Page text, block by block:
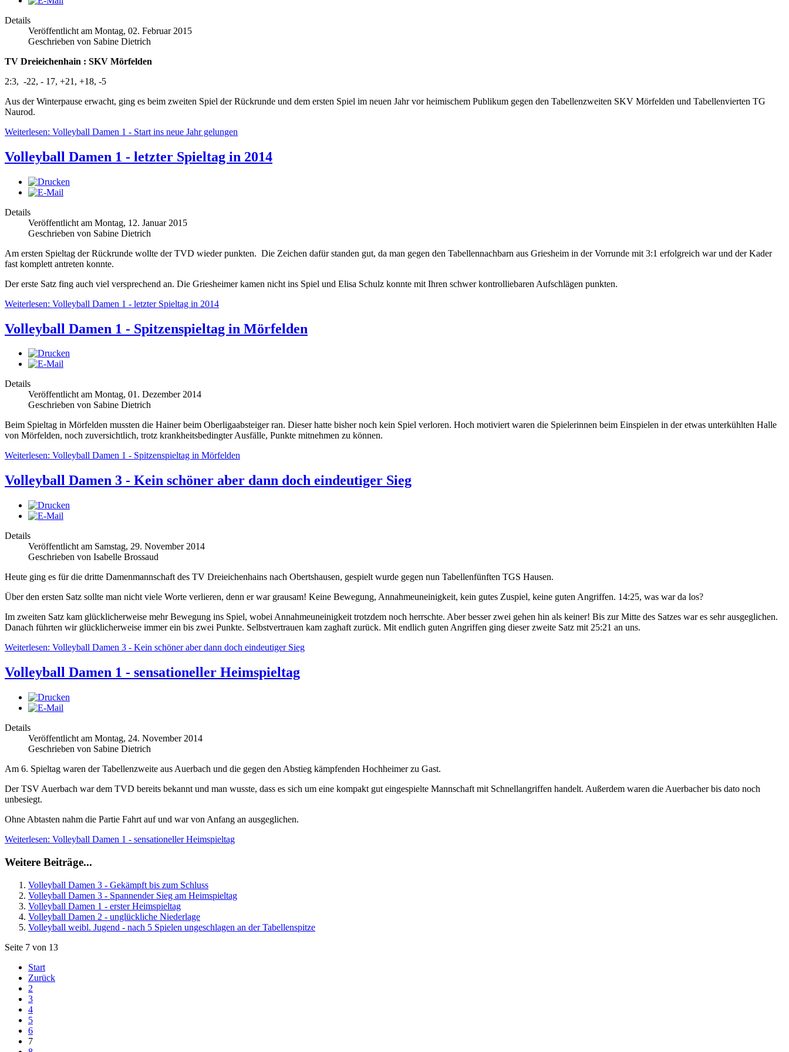
Details
Veröffentlicht am Montag, 02. Februar 2015
Geschrieben von Sabine Dietrich
TV Dreieichenhain : SKV Mörfelden
2:3, -22, - 17, +21, +18, -5
Aus der Winterpause erwacht, ging es beim zweiten Spiel der Rückrunde und dem ersten Spiel im neuen Jahr vor heimischem Publikum gegen den Tabellenzweiten SKV Mörfelden und Tabellenvierten TG
Naurod.
Weiterlesen: Volleyball Damen 1 - Start ins neue Jahr gelungen
Volleyball Damen 1 - letzter Spieltag in 2014
Details
Veröffentlicht am Montag, 12. Januar 2015
Geschrieben von Sabine Dietrich
Am ersten Spieltag der Rückrunde wollte der TVD wieder punkten. Die Zeichen dafür standen gut, da man gegen den Tabellennachbarn aus Griesheim in der Vorrunde mit 3:1 erfolgreich war und der Kader
fast komplett antreten konnte.
Der erste Satz fing auch viel versprechend an. Die Griesheimer kamen nicht ins Spiel und Elisa Schulz konnte mit Ihren schwer kontrolliebaren Aufschlägen punkten.
Weiterlesen: Volleyball Damen 1 - letzter Spieltag in 2014
Volleyball Damen 1 - Spitzenspieltag in Mörfelden
Details
Veröffentlicht am Montag, 01. Dezember 2014
Geschrieben von Sabine Dietrich
Beim Spieltag in Mörfelden mussten die Hainer beim Oberligaabsteiger ran. Dieser hatte bisher noch kein Spiel verloren. Hoch motiviert waren die Spielerinnen beim Einspielen in der etwas unterkühlten Halle
von Mörfelden, noch zuversichtlich, trotz krankheitsbedingter Ausfälle, Punkte mitnehmen zu können.
Weiterlesen: Volleyball Damen 1 - Spitzenspieltag in Mörfelden
Volleyball Damen 3 - Kein schöner aber dann doch eindeutiger Sieg
Details
Veröffentlicht am Samstag, 29. November 2014
Geschrieben von Isabelle Brossaud
Heute ging es für die dritte Damenmannschaft des TV Dreieichenhains nach Obertshausen, gespielt wurde gegen nun Tabellenfünften TGS Hausen.
Über den ersten Satz sollte man nicht viele Worte verlieren, denn er war grausam! Keine Bewegung, Annahmeuneinigkeit, kein gutes Zuspiel, keine guten Angriffen. 14:25, was war da los?
Im zweiten Satz kam glücklicherweise mehr Bewegung ins Spiel, wobei Annahmeuneinigkeit trotzdem noch herrschte. Aber besser zwei gehen hin als keiner! Bis zur Mitte des Satzes war es sehr ausgeglichen.
Danach führten wir glücklicherweise immer ein bis zwei Punkte. Selbstvertrauen kam zaghaft zurück. Mit endlich guten Angriffen ging dieser zweite Satz mit 25:21 an uns.
Weiterlesen: Volleyball Damen 3 - Kein schöner aber dann doch eindeutiger Sieg
Volleyball Damen 1 - sensationeller Heimspieltag
Details
Veröffentlicht am Montag, 24. November 2014
Geschrieben von Sabine Dietrich
Am 6. Spieltag waren der Tabellenzweite aus Auerbach und die gegen den Abstieg kämpfenden Hochheimer zu Gast.
Der TSV Auerbach war dem TVD bereits bekannt und man wusste, dass es sich um eine kompakt gut eingespielte Mannschaft mit Schnellangriffen handelt. Außerdem waren die Auerbacher bis dato noch
unbesiegt.
Ohne Abtasten nahm die Partie Fahrt auf und war von Anfang an ausgeglichen.
Weiterlesen: Volleyball Damen 1 - sensationeller Heimspieltag
Weitere Beiträge...
Volleyball Damen 3 - Gekämpft bis zum Schluss
Volleyball Damen 3 - Spannender Sieg am Heimspieltag
Volleyball Damen 1 - erster Heimspieltag
Volleyball Damen 2 - unglückliche Niederlage
Volleyball weibl. Jugend - nach 5 Spielen ungeschlagen an der Tabellenspitze
Seite 7 von 13
Start
Zurück
2
3
4
5
6
7